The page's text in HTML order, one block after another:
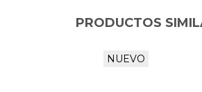
PRODUCTOS
NUEVO